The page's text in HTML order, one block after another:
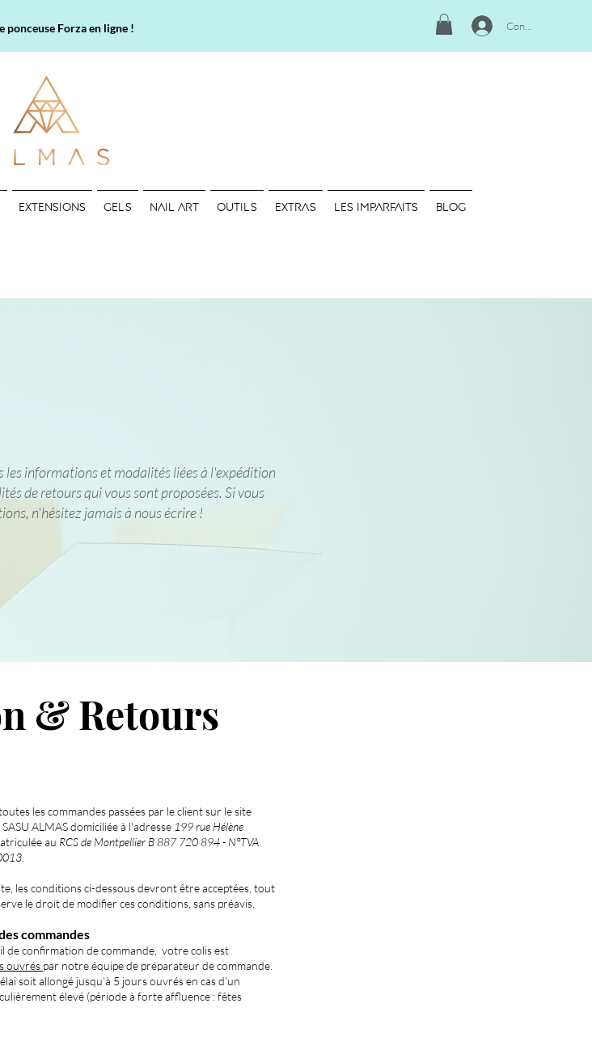
ponceuse Forza en ligne ! Connexion
EXTENSIONS GELS NAIL ART OUTILS EXTRAS LES IMPARFAITS Blog
les informations et modalités liées à l'expédition
de retours qui vous sont proposées. Si vous
n'hésitez jamais à nous écrire !
& Retours
lescommandes passées par le client sur le site
SASU ALMAS domiciliée à l'adresse 199 rue Hélène
au RCS de Montpellier B 887 720 894 - N°TVA
les conditions ci-dessous devront être acceptées, tout
le droit de modifier ces conditions, sans préavis.
commandes
de confirmation de commande, votre colis est
ouvrés par notre équipe de préparateur de commande.
soit allongé jusqu'à 5 jours ouvrés en cas d'un
élevé (période à forte affluence : fêtes